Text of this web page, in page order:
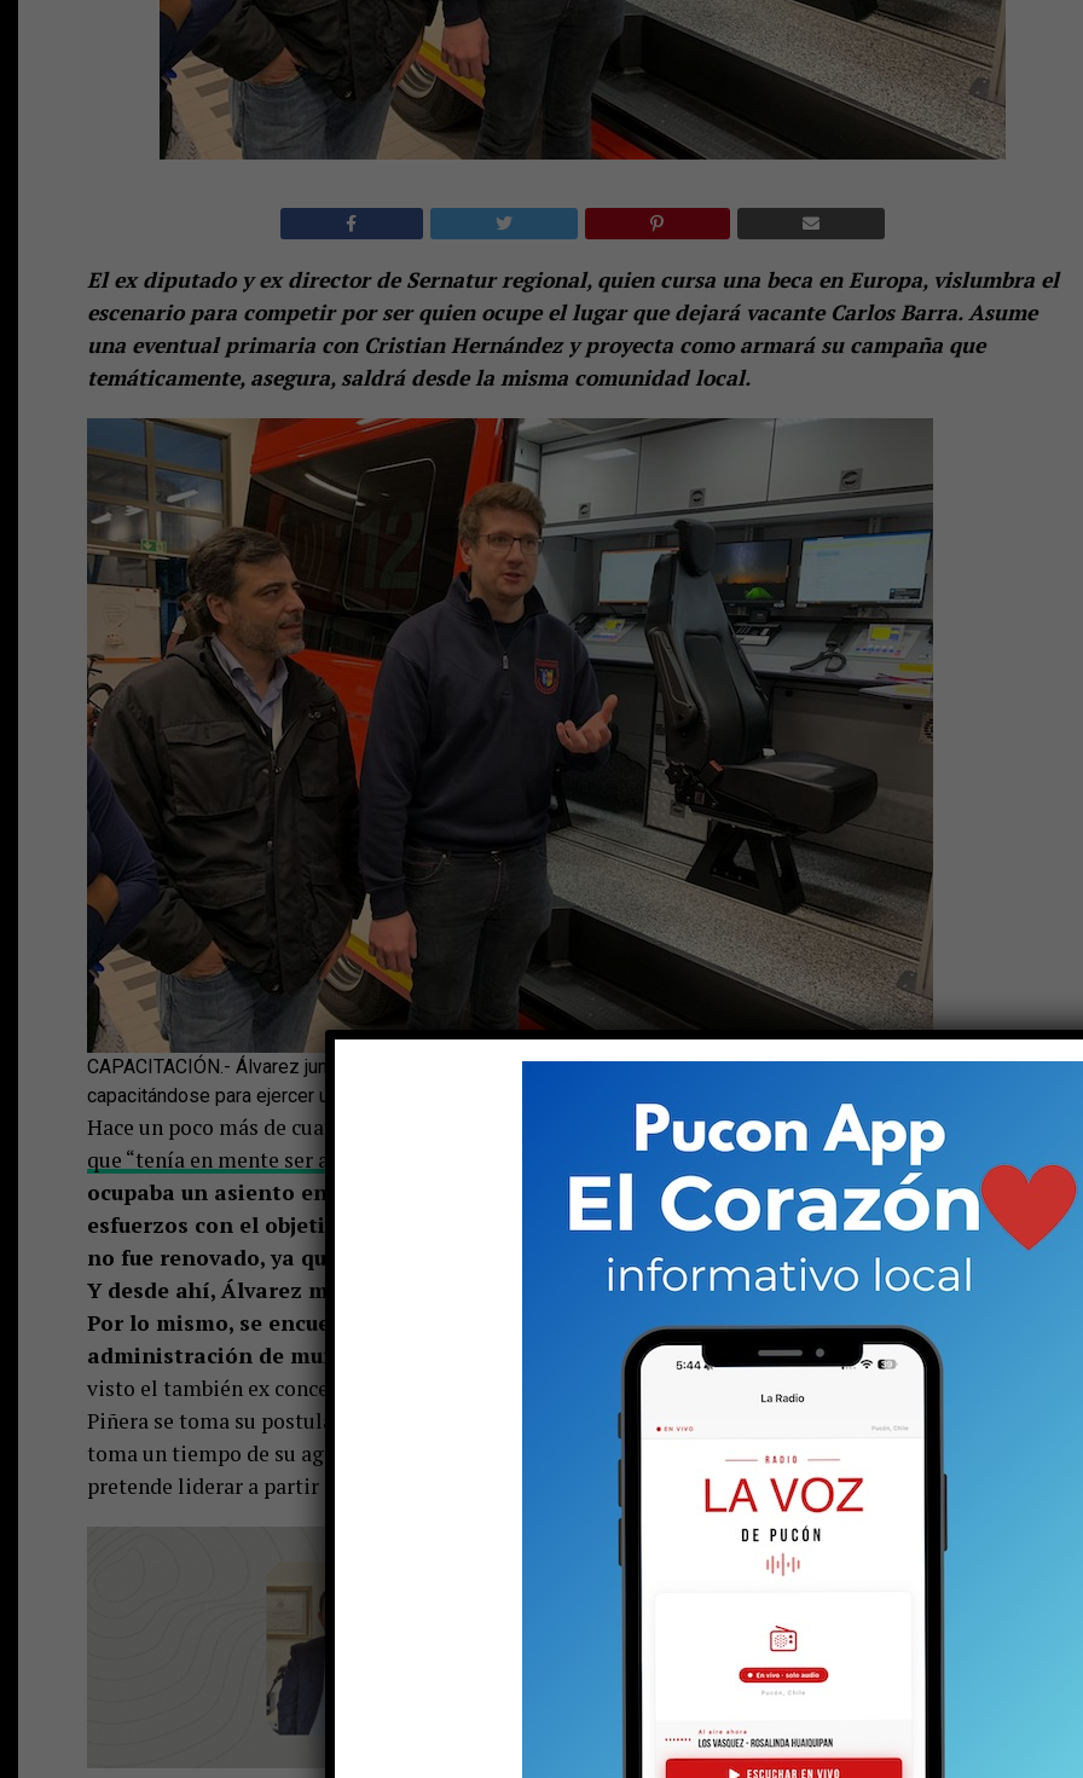
El ex diputado y ex director de Sernatur regional, quien cursa una beca en Europa, vislumbra el
escenario para competir por ser quien ocupe el lugar que dejará vacante Carlos Barra. Asume
una eventual primaria con Cristian Hernández y proyecta como armará su campaña que
temáticamente, asegura, saldrá desde la misma comunidad local.
CAPACITACIÓN.- Álvarez junto a un jefe de Bomberos de la ciudada de Gummersbach, ciudad donde se encuentra
capacitándose para ejercer una eventual jefatura comunal en Pucón.
Hace un poco más de cuatro años Sebastián Álvarez (51) explicitaba en unaentrevista en este medio
que “tenía en mente ser alcalde de Pucón”.
Pero en ese tiempo el objetivo se veía lejano.Álvarez
ocupaba un asiento en la Cámara de Diputados por Evópoli y desde ahí enfocaba sus
esfuerzos con el objetivo que se autoimpuso: ser “un diputado del turismo”. Pero el mandato
no fue renovado, ya que no le alcanzaron los votos en la última elección (5.182 votos, 2,5%).
Y desde ahí, Álvarez mira nuevamente a Pucón, a la que considera su “lugar en el mundo”.
Por lo mismo, se encuentra becado en un seminario en Alemania que se enfoca en la
administración de municipios con participación ciudadana en un modelo sustentable.
visto el también ex concejal y ex director regional de Turismo en el primer gobierno de Sebastián
Piñera se toma su postulación bastante en serio (ya anunció que pedirá primarias) y desde Europa se
toma un tiempo de su agenda para hablar con La Voz… de su experiencia y visión para la comuna que
pretende liderar a partir de 2024.